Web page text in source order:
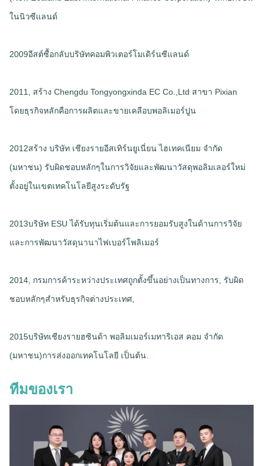
ในนิวซีแลนด์
2009อีสต์ซื้อกลับบริษัทคอมพิวเตอร์โมเดิร์นซีแลนด์
2011, สร้าง Chengdu Tongyongxinda EC Co.,Ltd สาขา Pixian
โดยธุรกิจหลักคือการผลิตและขายเคลือบพอลิเมอร์ปูน
2012สร้าง บริษัท เชียงรายอีสเทิร์นยูเนี่ยน ไฮเทคเนียม จํากัด
(มหาชน) รับผิดชอบหลักๆในการวิจัยและพัฒนาวัสดุพอลิมเลอร์ใหม่
ตั้งอยู่ในเขตเทคโนโลยีสูงระดับรัฐ
2013บริษัท ESU ได้รับทุนเริ่มต้นและการยอมรับสูงในด้านการวิจัย
และการพัฒนาวัสดุนานาไฟเบอร์โพลิเมอร์
2014, กรมการค้าระหว่างประเทศถูกตั้งขึ้นอย่างเป็นทางการ, รับผิด
ชอบหลักๆสําหรับธุรกิจต่างประเทศ,
2015บริษัทเชียงรายฮซินด้า พอลิมเมอร์เมทาริเอส คอม จํากัด
(มหาชน)การส่งออกเทคโนโลยี เป็นต้น.
ทีมของเรา